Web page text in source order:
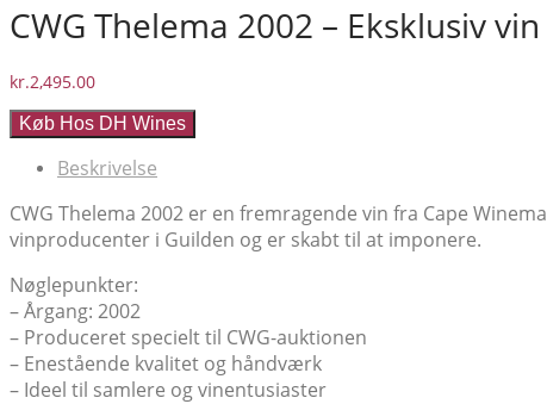
CWG Thelema 2002 – Eksklusiv
kr.2,495.00
Køb Hos DH Wines
Beskrivelse
CWG Thelema 2002 er en fremragende vin fra Cape
vinproducenter i Guilden og er skabt til at imponere.
Nøglepunkter:
– Årgang: 2002
– Produceret specielt til CWG-auktionen
– Enestående kvalitet og håndværk
– Ideel til samlere og vinentusiaster